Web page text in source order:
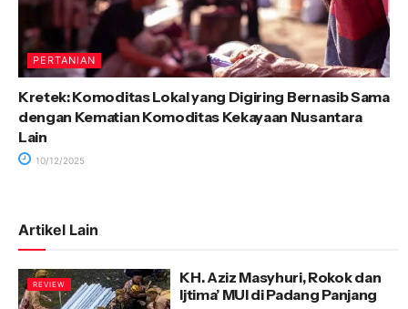
PERTANIAN
Kretek: Komoditas Lokal yang Digiring Bernasib Sama
dengan Kematian Komoditas Kekayaan Nusantara
Lain
10/12/2025
Artikel Lain
REVIEW
KH. Aziz Masyhuri, Rokok dan
Ijtima’ MUI di Padang Panjang